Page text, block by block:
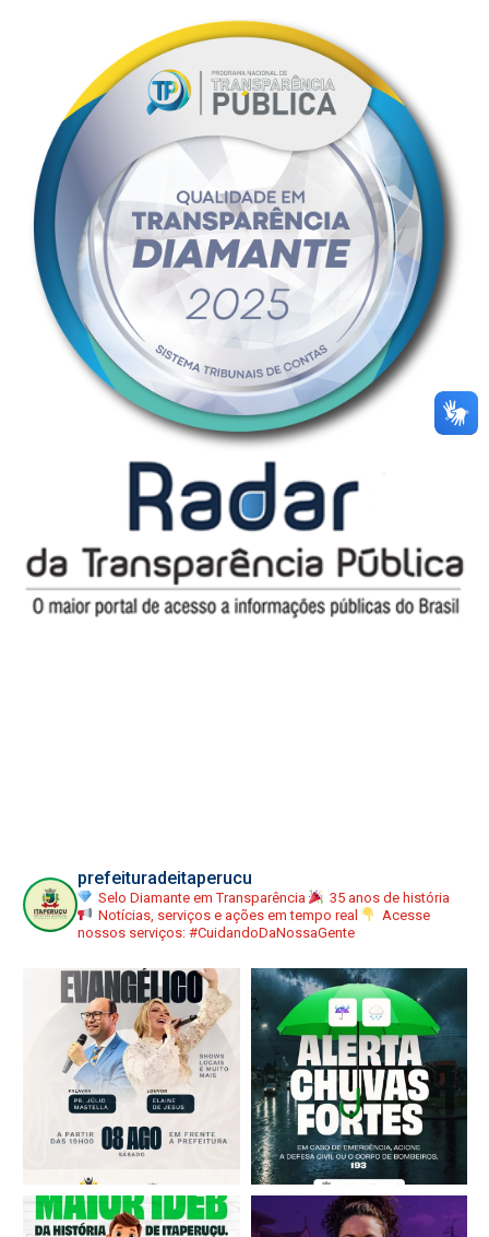
prefeituradeitaperucu
Selo Diamante em Transparência
35 anos de história
Notícias, serviços e ações em tempo real
Acesse
nossos serviços: #CuidandoDaNossaGente